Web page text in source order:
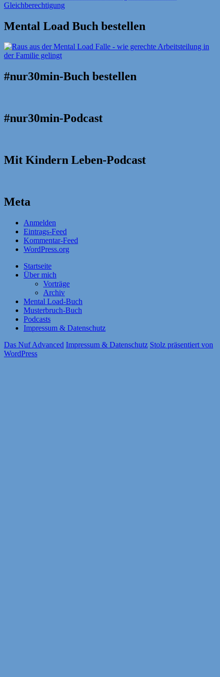
Mental Load Buch bestellen
#nur30min-Buch bestellen
#nur30min-Podcast
Mit Kindern Leben-Podcast
Meta
Anmelden
Eintrags-Feed
Kommentar-Feed
WordPress.org
Startseite
Über mich
Vorträge
Archiv
Mental Load-Buch
Musterbruch-Buch
Podcasts
Impressum & Datenschutz
Das Nuf Advanced Impressum & Datenschutz Stolz präsentiert von
WordPress